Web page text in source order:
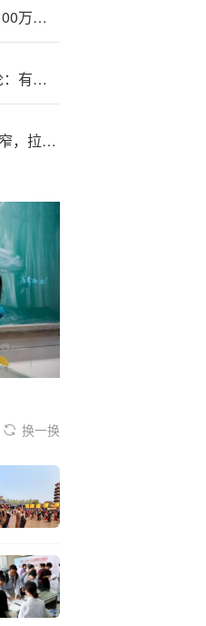
安:培龙?拟授予限制性股票100万股 计划激励对象24人
外交;部:回应鲁比奥涉华言论：有关指责充满恶意、毫无根据
京东?外卖,：Q3环比投入收窄，拉新用户转化率接近50%
换一换